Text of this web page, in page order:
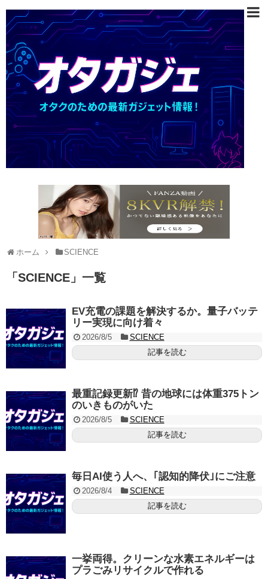
ホーム SCIENCE
「 SCIENCE 」 一覧
EV充電の課題を解決するか。量子バッテ
リー実現に向け着々
2026/8/5
SCIENCE
記事を読む
最重記録更新⁉ 昔の地球には体重375トン
のいきものがいた
2026/8/5
SCIENCE
記事を読む
毎日AI使う人へ、｢認知的降伏｣にご注意
2026/8/4
SCIENCE
記事を読む
一挙両得。クリーンな水素エネルギーは
プラごみリサイクルで作れる